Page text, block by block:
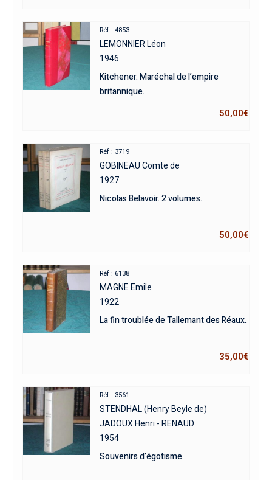
Réf : 4853
LEMONNIER Léon
1946
Kitchener. Maréchal de l’empire
britannique.
50,00€
Réf : 3719
GOBINEAU Comte de
1927
Nicolas Belavoir. 2 volumes.
50,00€
Réf : 6138
MAGNE Emile
1922
La fin troublée de Tallemant des Réaux.
35,00€
Réf : 3561
STENDHAL (Henry Beyle de)
JADOUX Henri - RENAUD
1954
Souvenirs d’égotisme.